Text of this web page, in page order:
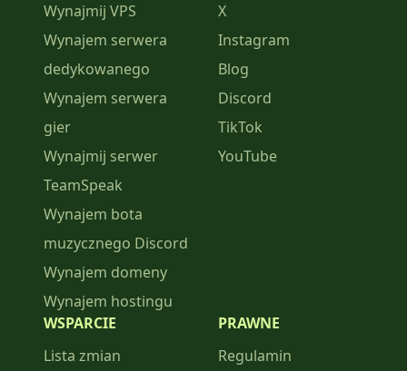
Wynajmij VPS
Wynajem serwera
dedykowanego
Wynajem serwera
gier
Wynajmij serwer
TeamSpeak
Wynajem bota
muzycznego Discord
Wynajem domeny
Wynajem hostingu
X
Instagram
Blog
Discord
TikTok
YouTube
WSPARCIE
Lista zmian
PRAWNE
Regulamin